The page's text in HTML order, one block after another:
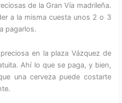
de la Gran Vía madrileña.
a la misma cuesta unos 2 o 3
pagarlos.
en la plaza Vázquez de
Ahí lo que se paga, y bien,
una cerveza puede costarte